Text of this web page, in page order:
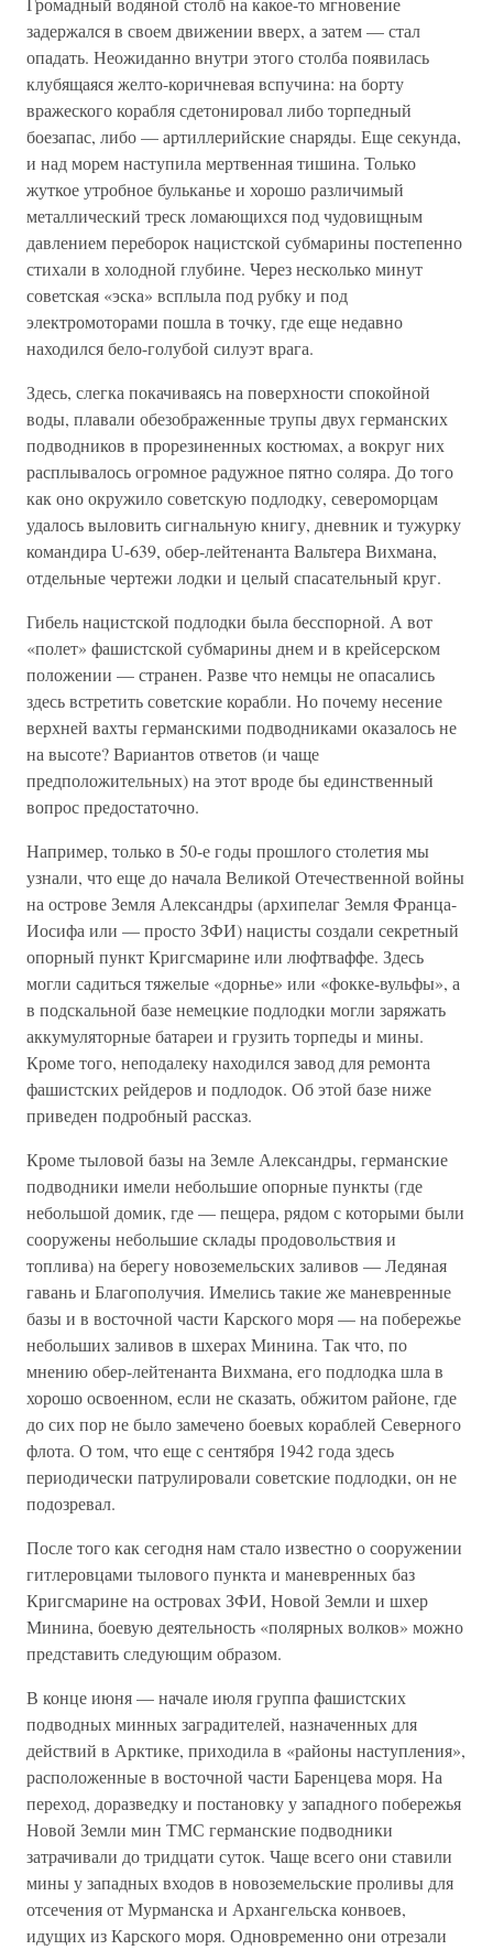
задержался в своем движении вверх, а затем — стал
опадать. Неожиданно внутри этого столба появилась
клубящаяся желто-коричневая вспучина: на борту
вражеского корабля сдетонировал либо торпедный
боезапас, либо — артиллерийские снаряды. Еще секунда,
и над морем наступила мертвенная тишина. Только
жуткое утробное бульканье и хорошо различимый
металлический треск ломающихся под чудовищным
давлением переборок нацистской субмарины постепенно
стихали в холодной глубине. Через несколько минут
советская «эска» всплыла под рубку и под
электромоторами пошла в точку, где еще недавно
находился бело-голубой силуэт врага.
Здесь, слегка покачиваясь на поверхности спокойной
воды, плавали обезображенные трупы двух германских
подводников в прорезиненных костюмах, а вокруг них
расплывалось огромное радужное пятно соляра. До того
как оно окружило советскую подлодку, североморцам
удалось выловить сигнальную книгу, дневник и тужурку
командира U-639, обер-лейтенанта Вальтера Вихмана,
отдельные чертежи лодки и целый спасательный круг.
Гибель нацистской подлодки была бесспорной. А вот
«полет» фашистской субмарины днем и в крейсерском
положении — странен. Разве что немцы не опасались
здесь встретить советские корабли. Но почему несение
верхней вахты германскими подводниками оказалось не
на высоте? Вариантов ответов (и чаще
предположительных) на этот вроде бы единственный
вопрос предостаточно.
Например, только в 50-е годы прошлого столетия мы
узнали, что еще до начала Великой Отечественной войны
на острове Земля Александры (архипелаг Земля Франца-
Иосифа или — просто ЗФИ) нацисты создали секретный
опорный пункт Кригсмарине или люфтваффе. Здесь
могли садиться тяжелые «дорнье» или «фокке-вульфы», а
в подскальной базе немецкие подлодки могли заряжать
аккумуляторные батареи и грузить торпеды и мины.
Кроме того, неподалеку находился завод для ремонта
фашистских рейдеров и подлодок. Об этой базе ниже
приведен подробный рассказ.
Кроме тыловой базы на Земле Александры, германские
подводники имели небольшие опорные пункты (где
небольшой домик, где — пещера, рядом с которыми были
сооружены небольшие склады продовольствия и
топлива) на берегу новоземельских заливов — Ледяная
гавань и Благополучия. Имелись такие же маневренные
базы и в восточной части Карского моря — на побережье
небольших заливов в шхерах Минина. Так что, по
мнению обер-лейтенанта Вихмана, его подлодка шла в
хорошо освоенном, если не сказать, обжитом районе, где
до сих пор не было замечено боевых кораблей Северного
флота. О том, что еще с сентября 1942 года здесь
периодически патрулировали советские подлодки, он не
подозревал.
После того как сегодня нам стало известно о сооружении
гитлеровцами тылового пункта и маневренных баз
Кригсмарине на островах ЗФИ, Новой Земли и шхер
Минина, боевую деятельность «полярных волков» можно
представить следующим образом.
В конце июня — начале июля группа фашистских
подводных минных заградителей, назначенных для
действий в Арктике, приходила в «районы наступления»,
расположенные в восточной части Баренцева моря. На
переход, доразведку и постановку у западного побережья
Новой Земли мин ТМС германские подводники
затрачивали до тридцати суток. Чаще всего они ставили
мины у западных входов в новоземельские проливы для
отсечения от Мурманска и Архангельска конвоев,
идущих из Карского моря. Одновременно они отрезали